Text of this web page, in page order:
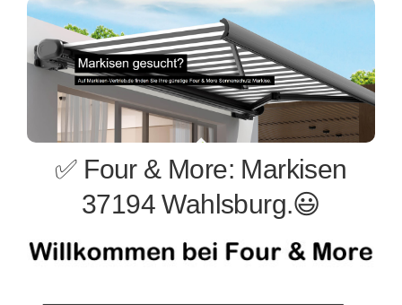
✅ Four & More: Markisen
37194 Wahlsburg.😃